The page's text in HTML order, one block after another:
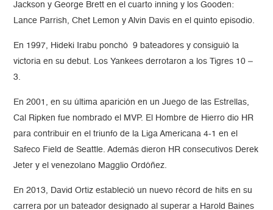
Jackson y George Brett en el cuarto inning y los Gooden:
Lance Parrish, Chet Lemon y Alvin Davis en el quinto episodio.
En 1997, Hideki Irabu ponchó 9 bateadores y consiguió la
victoria en su debut. Los Yankees derrotaron a los Tigres 10 –
3.
En 2001, en su última aparición en un Juego de las Estrellas,
Cal Ripken fue nombrado el MVP. El Hombre de Hierro dio HR
para contribuir en el triunfo de la Liga Americana 4-1 en el
Safeco Field de Seattle. Además dieron HR consecutivos Derek
Jeter y el venezolano Magglio Ordóñez.
En 2013, David Ortiz estableció un nuevo récord de hits en su
carrera por un bateador designado al superar a Harold Baines